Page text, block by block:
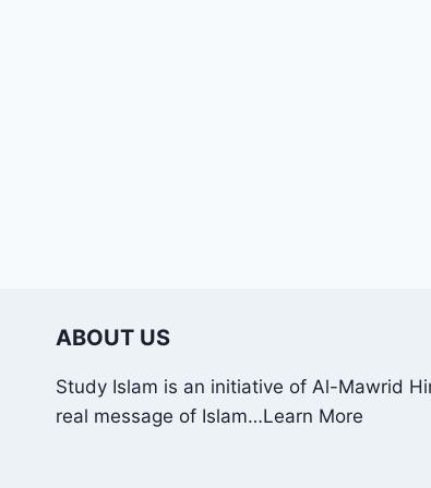
ABOUT US
Study Islam is an initiative of Al-Mawrid
real message of Islam…Learn More